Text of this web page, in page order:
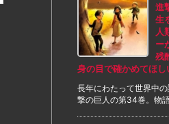
進
生
人
ー
残
身の目で確かめてほし
長年にわたって世界中
撃の巨人の第34巻。物